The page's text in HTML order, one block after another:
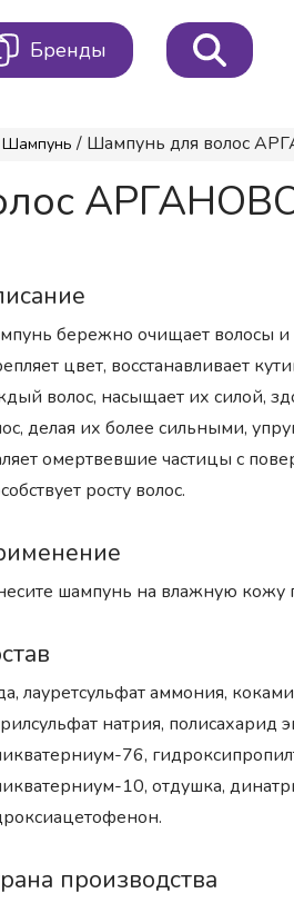
Бренды
Шампунь / Шампунь для волос
бережно очищает волосы и
цвет, восстанавливает
волос, насыщает их силой,
делая их более сильными,
омертвевшие частицы с
росту волос.
шампунь на влажную кожу
лауретсульфат аммония,
натрия, полисахарид
76,
10, отдушка,
производства